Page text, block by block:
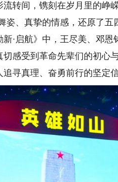
间，镌刻在岁月里的峥
姿、真挚的情感，还原了
·启航》中，王尽美、邓
感受到革命先辈们的初心
寻真理、奋勇前行的坚定